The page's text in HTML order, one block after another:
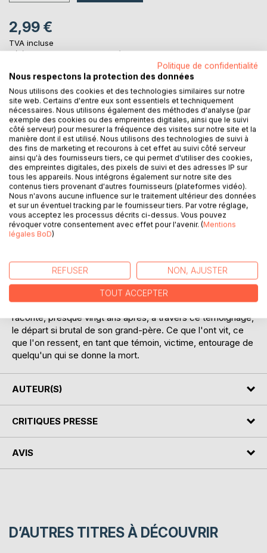
2,99 €
TVA incluse
Téléchargement disponible dès maintenant
AJOUTER AU PANIER
Ajouter à ma liste d'envies
Laisser un avis
DESCRIPTION
Comment peut-on s'imaginer à 15 ans, que les vacances
tant attendues vont se transformer en véritable cauchemar
? C'est pourtant ce qu'a vécu Laëtitia, cet été de 1999, en
se rendant chez ses grands-parents maternels. Elle
raconte, presque vingt ans après, à travers ce témoignage,
le départ si brutal de son grand-père. Ce que l'ont vit, ce
que l'on ressent, en tant que témoin, victime, entourage de
quelqu'un qui se donne la mort.
AUTEUR(S)
CRITIQUES PRESSE
AVIS
D’AUTRES TITRES À DÉCOUVRIR
Politique de confidentialité
Nous respectons la protection des données
Nous utilisons des cookies et des technologies similaires sur notre
site web. Certains d'entre eux sont essentiels et techniquement
nécessaires. Nous utilisons également des méthodes d'analyse (par
exemple des cookies ou des empreintes digitales, ainsi que le suivi
côté serveur) pour mesurer la fréquence des visites sur notre site et la
manière dont il est utilisé. Nous utilisons des technologies de suivi à
des fins de marketing et recourons à cet effet au suivi côté serveur
ainsi qu'à des fournisseurs tiers, ce qui permet d'utiliser des cookies,
des empreintes digitales, des pixels de suivi et des adresses IP sur
tous les appareils. Nous intégrons également sur notre site des
contenus tiers provenant d'autres fournisseurs (plateformes vidéo).
Nous n'avons aucune influence sur le traitement ultérieur des données
et sur un éventuel tracking par le fournisseur tiers. Par votre réglage,
vous acceptez les processus décrits ci-dessus. Vous pouvez
révoquer votre consentement avec effet pour l'avenir. (Mentions
légales BoD)
REFUSER NON, AJUSTER
TOUT ACCEPTER